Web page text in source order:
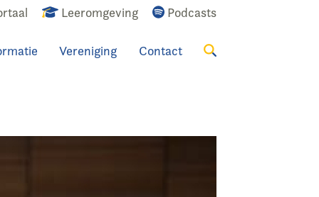
Leeromgeving Podcasts
Vereniging Contact